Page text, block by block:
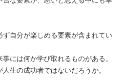
自分が楽しめる要素が含まれてい
には何か学び取れるものがある。
生の成功者ではないだろうか。